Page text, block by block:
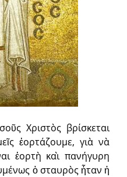
Χριστὸς βρίσκεται
ἑορτάζουμε, γιὰ νὰ
ἑορτὴ καὶ πανήγυρη
ὁ σταυρὸς ἦταν ἡ